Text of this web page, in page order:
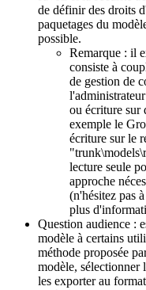
de définir des droits
paquetages du
possible.
Remarque : il
consiste à
de gestion de
ou écriture sur
exemple le
écriture sur le
lecture seule
approche
(n'hésitez pas
plus
Question audience :
modèle à certains
méthode proposée
modèle, sélectionner
les exporter au